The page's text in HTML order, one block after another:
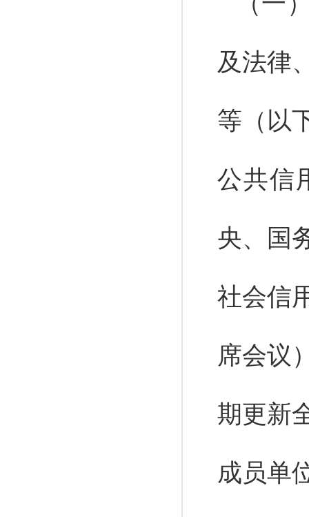
及法律
等（以
公共信
央、国
社会信
席会议
期更新
成员单